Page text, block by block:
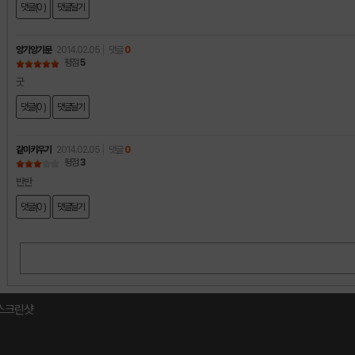
댓글(0 ) 댓글달기
앙기앙기문 2014.02.05 댓글 0
평점 5
굿
댓글(0 ) 댓글달기
같이키우기 2014.02.05 댓글 0
평점 3
반반
댓글(0 ) 댓글달기
크린샷